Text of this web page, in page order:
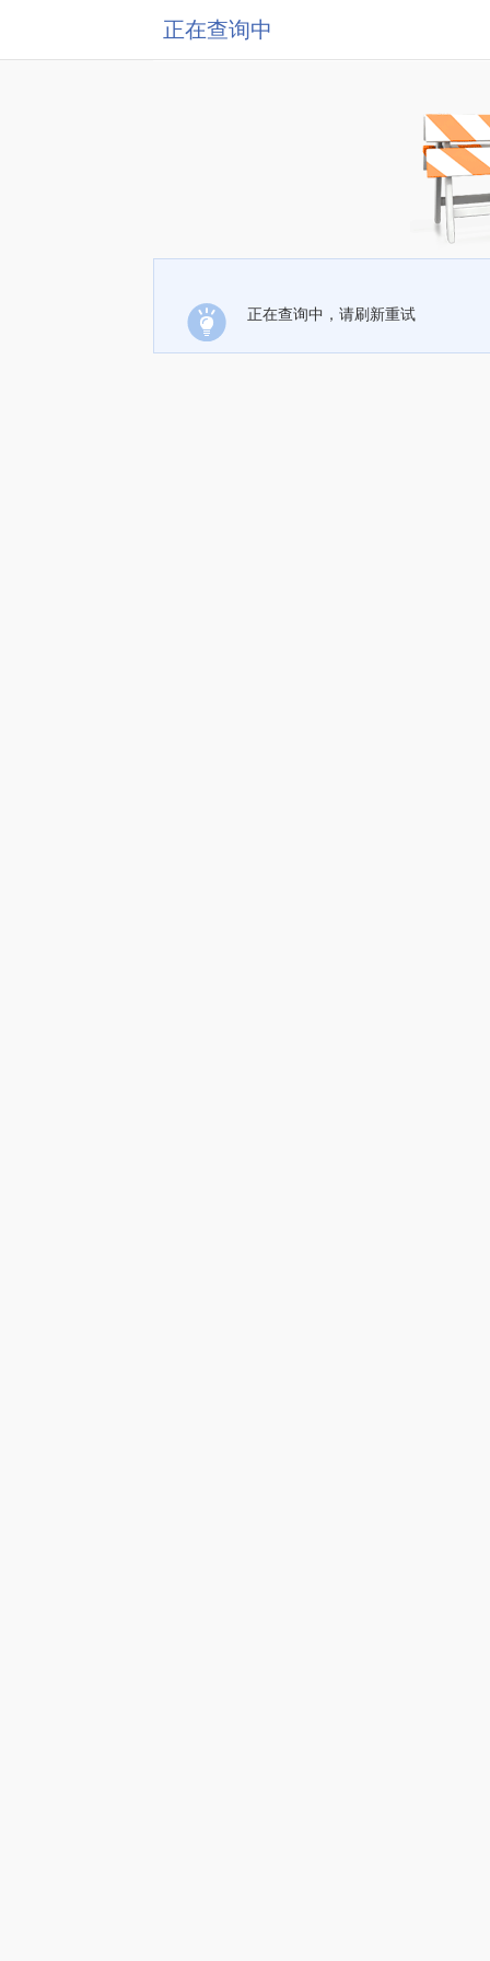
正在查询中
正在查询中，请刷新重试